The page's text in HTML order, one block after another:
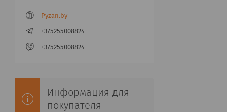
Pyzan.by
+375255008824
+375255008824
Информация для
покупателя